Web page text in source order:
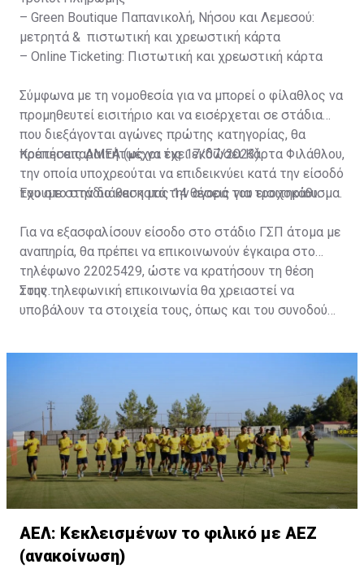
– Green Boutique Παπανικολή, Νήσου και Λεμεσού:
μετρητά & πιστωτική και χρεωστική κάρτα
– Online Ticketing: Πιστωτική και χρεωστική κάρτα
Σύμφωνα με τη νομοθεσία για να μπορεί ο φίλαθλος να
προμηθευτεί εισιτήριο και να εισέρχεται σε στάδια
που διεξάγονται αγώνες πρώτης κατηγορίας, θα
πρέπει απαραιτήτως να έχει εκδώσει Κάρτα Φιλάθλου,
την οποία υποχρεούται να επιδεικνύει κατά την είσοδό
του στο στάδιο και κατά την αγορά του εισιτηρίου.
Κρατήσεις ΑΜΕΑ (μέχρι τις 17/07/2023)
Έχουμε στην διάθεση μας 14 θέσεις για τροχοκάθισμα.
Για να εξασφαλίσουν είσοδο στο στάδιο ΓΣΠ άτομα με
αναπηρία, θα πρέπει να επικοινωνούν έγκαιρα στο
τηλέφωνο 22025429, ώστε να κρατήσουν τη θέση
τους.
Στην τηλεφωνική επικοινωνία θα χρειαστεί να
υποβάλουν τα στοιχεία τους, όπως και του συνοδού
ονοματεπώνυμο, αριθμός πινακίδας αυτοκινήτου,
ΑΕΛ: Κεκλεισμένων το φιλικό με ΑΕΖ
(ανακοίνωση)